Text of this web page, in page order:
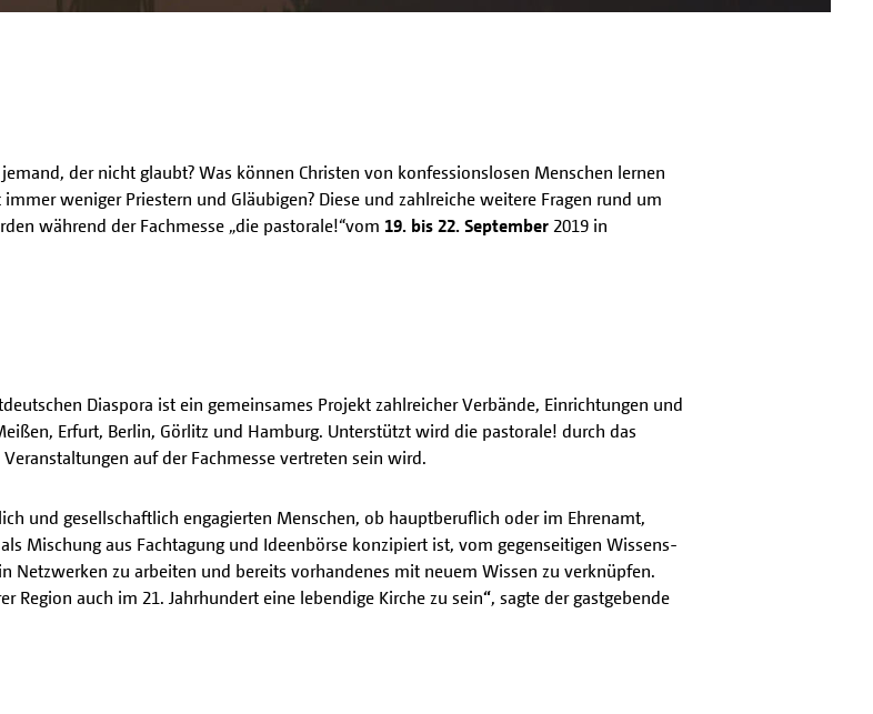
der nicht glaubt? Was können Christen von konfessionslosen Menschen lernen
weniger Priestern und Gläubigen? Diese und zahlreiche weitere Fragen rund um
während der Fachmesse „die pastorale!“vom 19. bis 22. September 2019 in
Diaspora ist ein gemeinsames Projekt zahlreicher Verbände, Einrichtungen und
Erfurt, Berlin, Görlitz und Hamburg. Unterstützt wird die pastorale! durch das
auf der Fachmesse vertreten sein wird.
und gesellschaftlich engagierten Menschen, ob hauptberuflich oder im Ehrenamt,
Mischung aus Fachtagung und Ideenbörse konzipiert ist, vom gegenseitigen Wissens-
Netzwerken zu arbeiten und bereits vorhandenes mit neuem Wissen zu verknüpfen.
Region auch im 21. Jahrhundert eine lebendige Kirche zu sein“, sagte der gastgebende